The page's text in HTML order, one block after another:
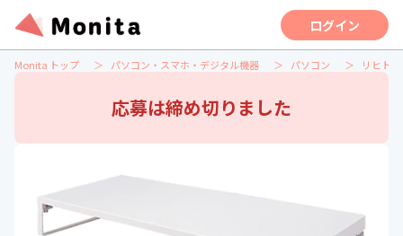
ログイン
Monita トップ パソコン・スマホ・デジタル機器 パソコン リヒト
応募は締め切りました